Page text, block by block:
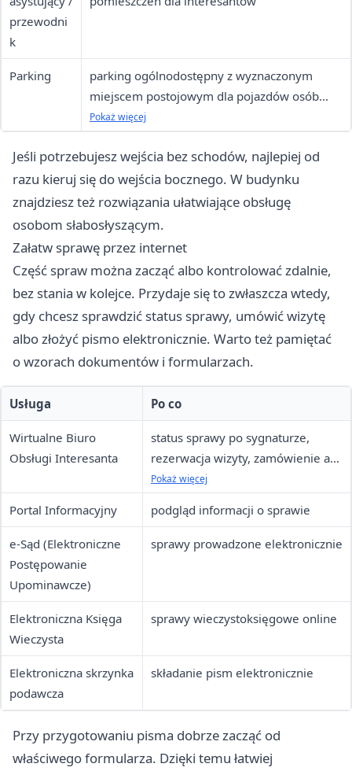
przewodni
k
Parking
parking ogólnodostępny z wyznaczonym
miejscem postojowym dla pojazdów osób
niepełnosprawnych
Pokaż więcej
Jeśli potrzebujesz wejścia bez schodów, najlepiej od
razu kieruj się do wejścia bocznego. W budynku
znajdziesz też rozwiązania ułatwiające obsługę
osobom słabosłyszącym.
Załatw sprawę przez internet
Część spraw można zacząć albo kontrolować zdalnie,
bez stania w kolejce. Przydaje się to zwłaszcza wtedy,
gdy chcesz sprawdzić status sprawy, umówić wizytę
albo złożyć pismo elektronicznie. Warto też pamiętać
o wzorach dokumentów i formularzach.
Usługa Po co
Wirtualne Biuro
Obsługi Interesanta
status sprawy po sygnaturze,
rezerwacja wizyty, zamówienie akt
do czytelni
Pokaż więcej
Portal Informacyjny podgląd informacji o sprawie
e-Sąd (Elektroniczne
Postępowanie
Upominawcze)
sprawy prowadzone elektronicznie
Elektroniczna Księga
Wieczysta
sprawy wieczystoksięgowe online
Elektroniczna skrzynka
podawcza
składanie pism elektronicznie
Przy przygotowaniu pisma dobrze zacząć od
właściwego formularza. Dzięki temu łatwiej